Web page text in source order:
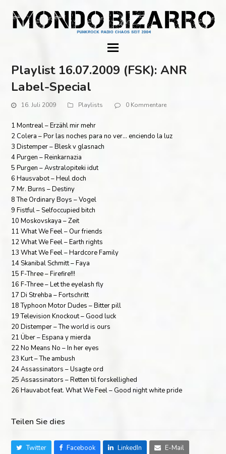
Playlist 16.07.2009 (FSK): ANR
Label-Special
16. Juli 2009 Playlists 0 Kommentare
1 Montreal – Erzähl mir mehr
2 Colera – Por las noches para no ver… enciendo la luz
3 Distemper – Blesk v glasnach
4 Purgen – Reinkarnazia
5 Purgen – Avstralopiteki idut
6 Hausvabot – Heul doch
7 Mr. Burns – Destiny
8 The Ordinary Boys – Vogel
9 Fistful – Selfoccupied bitch
10 Moskovskaya – Zeit
11 What We Feel – Our friends
12 What We Feel – Earth rights
13 What We Feel – Hardcore Family
14 Skanibal Schmitt – Faya
15 F-Three – Firefire!!!
16 F-Three – Let the eyelash fly
17 Di Strehba – Fortschritt
18 Typhoon Motor Dudes – Bitter pill
19 Television Knockout – Good luck
20 Distemper – The world is ours
21 Über – Espana y mierda
22 No Means No – In her eyes
23 Kurt – The ambush
24 Assassinators – Usagte ord
25 Assassinators – Retten til forskellighed
26 Hauvabot feat. What We Feel – Good night white pride
Teilen Sie dies
Twitter Facebook LinkedIn E-Mail